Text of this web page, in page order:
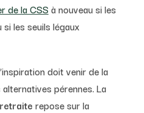
de la CSS à nouveau si les
les seuils légaux
doit venir de la
pérennes. La
retraite repose sur la